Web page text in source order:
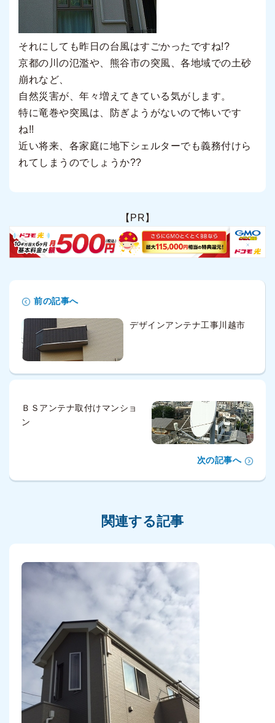
それにしても昨日の台風はすごかったですね!?
京都の川の氾濫や、熊谷市の突風、各地域での土砂
崩れなど、
自然災害が、年々増えてきている気がします。
特に竜巻や突風は、防ぎようがないので怖いです
ね!!
近い将来、各家庭に地下シェルターでも義務付けら
れてしまうのでしょうか??
【PR】
前の記事へ
デザインアンテナ工事川越市
ＢＳアンテナ取付けマンショ
ン
次の記事へ
関連する記事